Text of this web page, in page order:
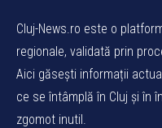
Cluj-News.ro este o
regionale, validată prin
Aici găsești informații
ce se întâmplă în Cluj și în
zgomot inutil.